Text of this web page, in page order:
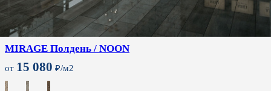
MIRAGE Полдень / NOON
от 15 080 ₽/м2